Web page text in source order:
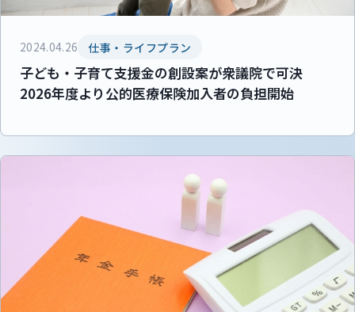
2024.04.26 仕事・ライフプラン
子ども・子育て支援金の創設案が衆議院で可決
2026年度より公的医療保険加入者の負担開始